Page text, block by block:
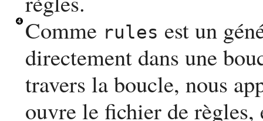
Comme rules est un
directement dans une
travers la boucle, nous
ouvre le fichier de